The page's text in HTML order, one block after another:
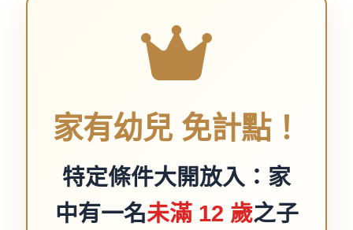
家有幼兒 免計點！
特定條件大開放入：家
中有一名未滿 12 歲之子